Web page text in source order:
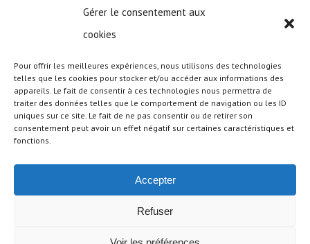
Gérer le consentement aux
cookies
Pour offrir les meilleures expériences, nous utilisons des technologies
telles que les cookies pour stocker et/ou accéder aux informations des
appareils. Le fait de consentir à ces technologies nous permettra de
traiter des données telles que le comportement de navigation ou les ID
uniques sur ce site. Le fait de ne pas consentir ou de retirer son
consentement peut avoir un effet négatif sur certaines caractéristiques et
fonctions.
Accepter
Refuser
standards.
TÉLÉCHARGEZ LE MINI-CATALOGUE DE
NOS PRODUITS STANDARDS.
© 2026 SDS HIGH VOLTAGE. |Conditions générales
| Développé par :